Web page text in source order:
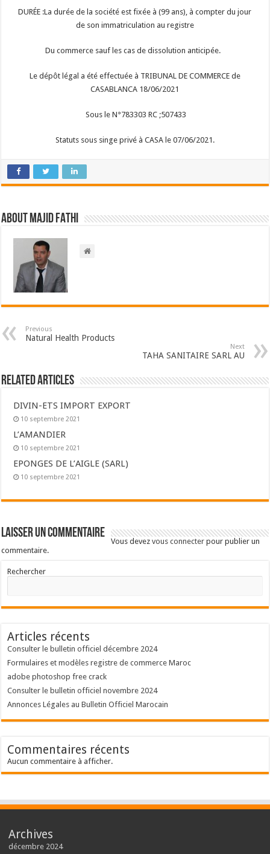
DURÉE :La durée de la société est fixée à (99 ans), à compter du jour
de son immatriculation au registre
Du commerce sauf les cas de dissolution anticipée.
Le dépôt légal a été effectuée à TRIBUNAL DE COMMERCE de
CASABLANCA 18/06/2021
Sous le N°783303 RC ;507433
Statuts sous singe privé à CASA le 07/06/2021.
About Majid FATHI
Previous
Natural Health Products
Next
TAHA SANITAIRE SARL AU
Related Articles
DIVIN-ETS IMPORT EXPORT
10 septembre 2021
L’AMANDIER
10 septembre 2021
EPONGES DE L’AIGLE (SARL)
10 septembre 2021
Laisser un commentaire
Vous devezvous connecter pour publier un
commentaire.
Rechercher
Articles récents
Consulter le bulletin officiel décembre 2024
Formulaires et modèles registre de commerce Maroc
adobe photoshop free crack
Consulter le bulletin officiel novembre 2024
Annonces Légales au Bulletin Officiel Marocain
Commentaires récents
Aucun commentaire à afficher.
Archives
décembre 2024